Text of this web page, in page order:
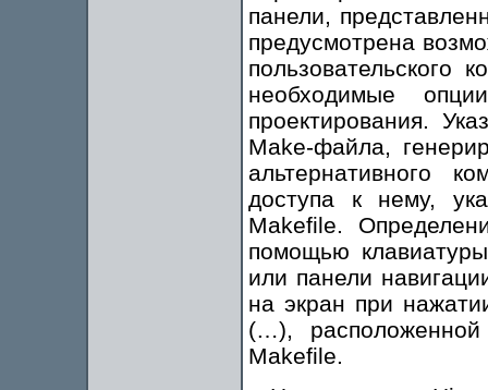
панели,
предусмотрена
пользовательского
необходимые
проектирования.
Make-файла,
альтернативного
доступа к нему,
Makefile.
помощью
или панели
на экран при
(…),
Makefile.